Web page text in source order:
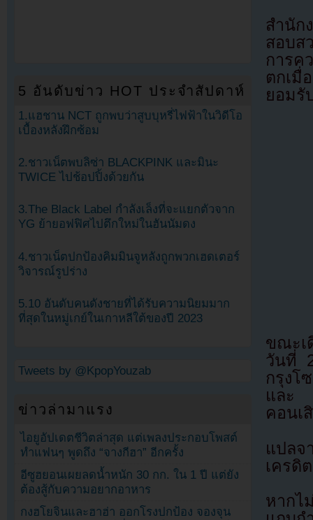
สำนัก
สอบส
การค
ตกเมื่
ยอมรั
ขณะเ
วันที่
กรุงโ
และ
คอนเ
แปล
เครดิ
หากไ
5 อันดับข่าว HOT ประจำสัปดาห์
1.แฮชาน NCT ถูกพบว่าสูบบุหรี่ไฟฟ้าในวิดีโอ
เบื้องหลังฝึกซ้อม
2.ชาวเน็ตพบลิซ่า BLACKPINK และมินะ
TWICE ไปช้อปปิ้งด้วยกัน
3.The Black Label กำลังเล็งที่จะแยกตัวจาก
YG ย้ายอฟฟิศไปตึกใหม่ในฮันนัมดง
4.ชาวเน็ตปกป้องคิมมินจูหลังถูกพวกเฮดเตอร์
วิจารณ์รูปร่าง
5.10 อันดับคนดังชายที่ได้รับความนิยมมาก
ที่สุดในหมู่เกย์ในเกาหลีใต้ของปี 2023
Tweets by @KpopYouzab
ข่าวล่ามาแรง
ไอยูอัปเดตชีวิตล่าสุด แต่เพลงประกอบโพสต์
ทำแฟนๆ พูดถึง “จางกีฮา” อีกครั้ง
อีซูฮยอนเผยลดน้ำหนัก 30 กก. ใน 1 ปี แต่ยัง
ต้องสู้กับความอยากอาหาร
กงฮโยจินและฮาฮ่า ออกโรงปกป้อง จองจุน